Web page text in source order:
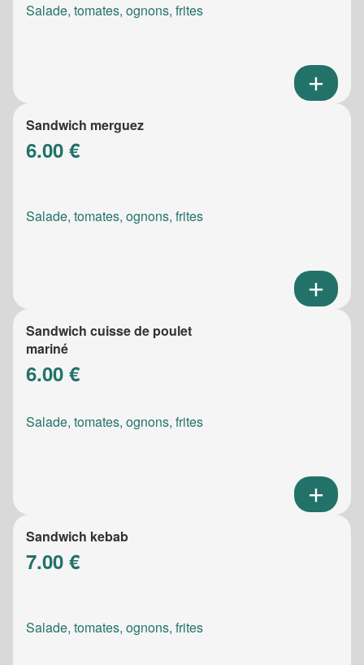
Salade, tomates, ognons, frites
Sandwich merguez
6.00 €
Salade, tomates, ognons, frites
Sandwich cuisse de poulet
mariné
6.00 €
Salade, tomates, ognons, frites
Sandwich kebab
7.00 €
Salade, tomates, ognons, frites